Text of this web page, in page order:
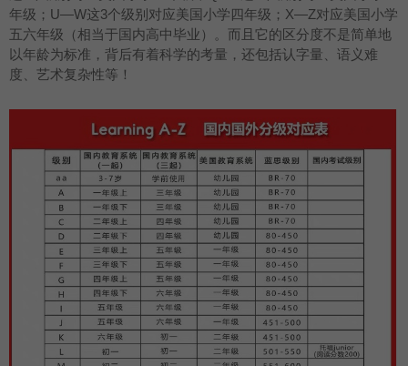
年级；U—W这3个级别对应美国小学四年级；X—Z对应美国小学
五六年级（相当于国内高中毕业）。而且它的区分度不是简单地
以年龄为标准，背后有着科学的考量，还包括认字量、语义难
度、艺术复杂性等！